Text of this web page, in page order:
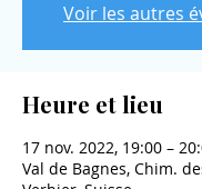
Voir les autres
Heure et lieu
17 nov. 2022, 19:00 –
Val de Bagnes, Chim.